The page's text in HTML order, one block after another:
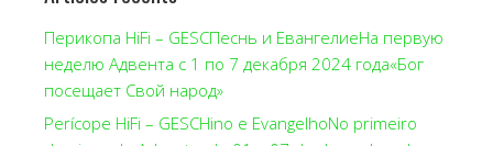
Перикопа HiFi – GESCПеснь и ЕвангелиеНа первую
неделю Адвента с 1 по 7 декабря 2024 года«Бог
посещает Свой народ»
Perícope HiFi – GESCHino e EvangelhoNo primeiro